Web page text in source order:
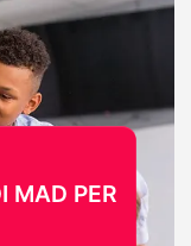
MAD PER